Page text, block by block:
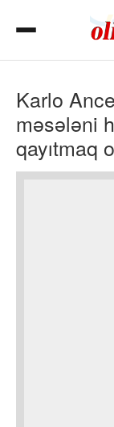
Karlo
məsələni
qayıtmaq